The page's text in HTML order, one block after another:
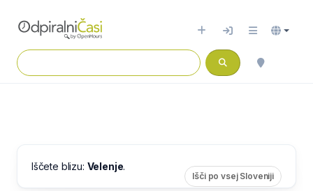
Iščete blizu: Velenje.
Išči po vsej Sloveniji